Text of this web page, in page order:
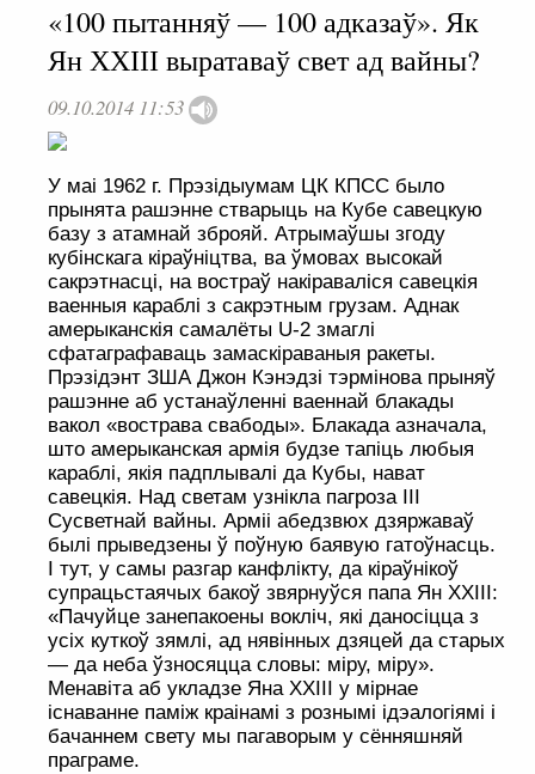
«100 пытанняў — 100 адказаў». Як
Ян ХХІІІ выратаваў свет ад вайны?
09.10.2014 11:53
У маі 1962 г. Прэзідыумам ЦК КПСС было
прынята рашэнне стварыць на Кубе савецкую
базу з атамнай зброяй. Атрымаўшы згоду
кубінскага кіраўніцтва, ва ўмовах высокай
сакрэтнасці, на востраў накіраваліся савецкія
ваенныя караблі з сакрэтным грузам. Аднак
амерыканскія самалёты U-2 змаглі
сфатаграфаваць замаскіраваныя ракеты.
Прэзідэнт ЗША Джон Кэнэдзі тэрмінова прыняў
рашэнне аб устанаўленні ваеннай блакады
вакол «вострава свабоды». Блакада азначала,
што амерыканская армія будзе тапіць любыя
караблі, якія падплывалі да Кубы, нават
савецкія. Над светам узнікла пагроза ІІІ
Сусветнай вайны. Арміі абедзвюх дзяржаваў
былі прыведзены ў поўную баявую гатоўнасць.
І тут, у самы разгар канфлікту, да кіраўнікоў
супрацьстаячых бакоў звярнуўся папа Ян ХХІІІ:
«Пачуйце занепакоены вокліч, які даносіцца з
усіх куткоў зямлі, ад нявінных дзяцей да старых
— да неба ўзносяцца словы: міру, міру».
Менавіта аб укладзе Яна ХХІІІ у мірнае
існаванне паміж краінамі з рознымі ідэалогіямі і
бачаннем свету мы пагаворым у сённяшняй
праграме.